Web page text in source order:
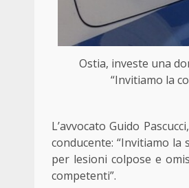
Ostia, investe una
“Invitiamo la
L’avvocato Guido
conducente: “Invitiamo
per lesioni colpose e
competenti”.